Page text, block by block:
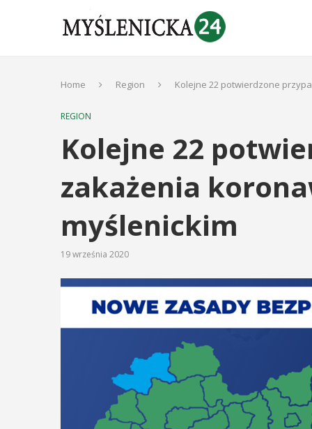
Home Region Kolejne 22 potwierdzone
REGION
Kolejne 22
zakażenia
myślenickim
19 września 2020